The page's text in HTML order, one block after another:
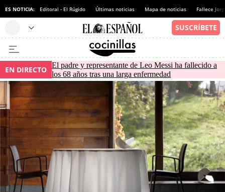
ES NOTICIA: Editoral - El Rúgido Últimas noticias Mapa de noticias Fallece
EN DIRECTO El padre y representante de Leo Messi ha fallecido a
los 68 años tras una larga enfermedad